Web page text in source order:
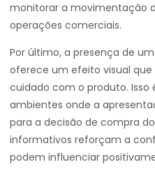
monitorar a movimentação
operações comerciais.
Por último, a presença de
oferece um efeito visual
cuidado com o produto.
ambientes onde a
para a decisão de compra
informativos reforçam a
podem influenciar